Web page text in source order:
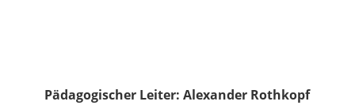
Pädagogischer Leiter: Alexander Rothkopf